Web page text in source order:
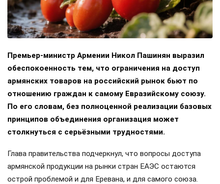
Премьер-министр Армении Никол Пашинян выразил
обеспокоенность тем, что ограничения на доступ
армянских товаров на российский рынок бьют по
отношению граждан к самому Евразийскому союзу.
По его словам, без полноценной реализации базовых
принципов объединения организация может
столкнуться с серьёзными трудностями.
Глава правительства подчеркнул, что вопросы доступа
армянской продукции на рынки стран ЕАЭС остаются
острой проблемой и для Еревана, и для самого союза.